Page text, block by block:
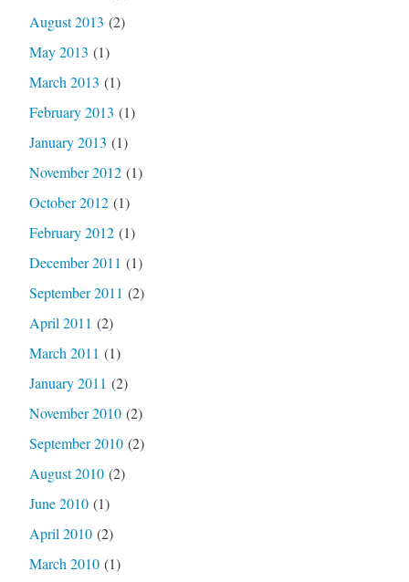
August 2013 (2)
May 2013 (1)
March 2013 (1)
February 2013 (1)
January 2013 (1)
November 2012(1)
October 2012(1)
February 2012(1)
December 2011 (1)
September 2011 (2)
April 2011 (2)
March 2011 (1)
January 2011 (2)
November 2010(2)
September 2010(2)
August 2010(2)
June 2010(1)
April 2010(2)
March 2010(1)